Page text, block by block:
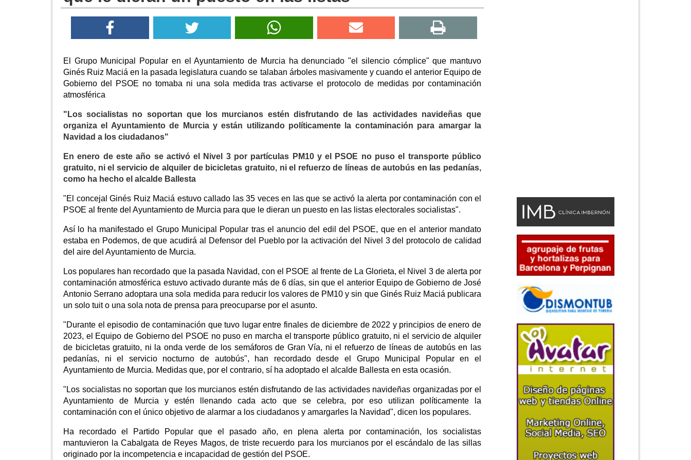
El Grupo Municipal Popular en el Ayuntamiento de Murcia ha denunciado "el silencio cómplice" que mantuvo
Ginés Ruiz Maciá en la pasada legislatura cuando se talaban árboles masivamente y cuando el anterior Equipo de
Gobierno del PSOE no tomaba ni una sola medida tras activarse el protocolo de medidas por contaminación
atmosférica
"Los socialistas no soportan que los murcianos estén disfrutando de las actividades navideñas que
organiza el Ayuntamiento de Murcia y están utilizando políticamente la contaminación para amargar la
Navidad a los ciudadanos"
En enero de este año se activó el Nivel 3 por partículas PM10 y el PSOE no puso el transporte público
gratuito, ni el servicio de alquiler de bicicletas gratuito, ni el refuerzo de líneas de autobús en las pedanías,
como ha hecho el alcalde Ballesta
"El concejal Ginés Ruiz Maciá estuvo callado las 35 veces en las que se activó la alerta por contaminación con el
PSOE al frente del Ayuntamiento de Murcia para que le dieran un puesto en las listas electorales socialistas".
Así lo ha manifestado el Grupo Municipal Popular tras el anuncio del edil del PSOE, que en el anterior mandato
estaba en Podemos, de que acudirá al Defensor del Pueblo por la activación del Nivel 3 del protocolo de calidad
del aire del Ayuntamiento de Murcia.
Los populares han recordado que la pasada Navidad, con el PSOE al frente de La Glorieta, el Nivel 3 de alerta por
contaminación atmosférica estuvo activado durante más de 6 días, sin que el anterior Equipo de Gobierno de José
Antonio Serrano adoptara una sola medida para reducir los valores de PM10 y sin que Ginés Ruiz Maciá publicara
un solo tuit o una sola nota de prensa para preocuparse por el asunto.
"Durante el episodio de contaminación que tuvo lugar entre finales de diciembre de 2022 y principios de enero de
2023, el Equipo de Gobierno del PSOE no puso en marcha el transporte público gratuito, ni el servicio de alquiler
de bicicletas gratuito, ni la onda verde de los semáforos de Gran Vía, ni el refuerzo de líneas de autobús en las
pedanías, ni el servicio nocturno de autobús", han recordado desde el Grupo Municipal Popular en el
Ayuntamiento de Murcia. Medidas que, por el contrario, sí ha adoptado el alcalde Ballesta en esta ocasión.
"Los socialistas no soportan que los murcianos estén disfrutando de las actividades navideñas organizadas por el
Ayuntamiento de Murcia y estén llenando cada acto que se celebra, por eso utilizan políticamente la
contaminación con el único objetivo de alarmar a los ciudadanos y amargarles la Navidad", dicen los populares.
Ha recordado el Partido Popular que el pasado año, en plena alerta por contaminación, los socialistas
mantuvieron la Cabalgata de Reyes Magos, de triste recuerdo para los murcianos por el escándalo de las sillas
originado por la incompetencia e incapacidad de gestión del PSOE.